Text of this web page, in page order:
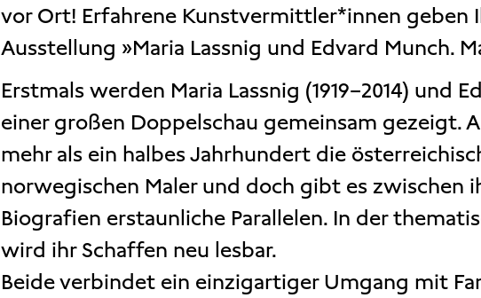
vor Ort! Erfahrene Kunstvermittler*innen geben
Ausstellung »Maria Lassnig und Edvard Munch.
Erstmals werden Maria Lassnig (1919–2014) und
einer großen Doppelschau gemeinsam gezeigt.
mehr als ein halbes Jahrhundert die
norwegischen Maler und doch gibt es zwischen
Biografien erstaunliche Parallelen. In der
wird ihr Schaffen neu lesbar.
Beide verbindet ein einzigartiger Umgang mit